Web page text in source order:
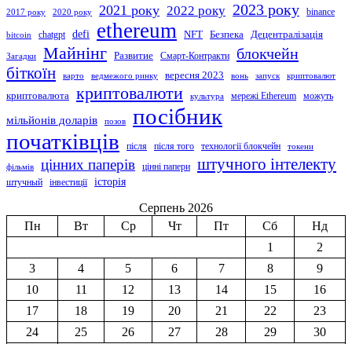
2017 року 2020 року 2021 року 2022 року 2023 року binance
bitcoin chatgpt defi ethereum NFT Безпека Децентралізація
Загадки Майнінг Развитие Смарт-Контракти блокчейн
біткоїн варто ведмежого ринку вересня 2023 вонь запуск криптовалют
криптовалюта криптовалюти культура мережі Ethereum можуть
мільйонів доларів позов посібник
початківців після після того технології блокчейн токени
фільмів цінних паперів цінні папери штучного інтелекту
штучный інвестиції історія
Серпень 2026
Пн
Вт Ср Чт Пт Сб
Нд
1
2
3
4 5 6 7 8
9
10
11 12 13 14 15
16
17
18 19 20 21 22
23
24
25 26 27 28 29
30